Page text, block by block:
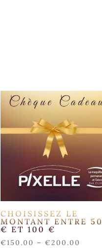
CHOISISSEZ LE
MONTANT ENTRE 50
€ ET 100 €
€150.00 – €200.00